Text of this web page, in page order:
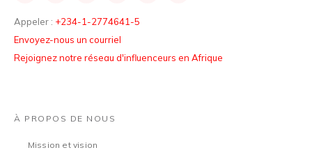
Appeler : +234-1-2774641-5
Envoyez-nous un courriel
Rejoignez notre réseau d'influenceurs en Afrique
À PROPOS DE NOUS
Mission et vision